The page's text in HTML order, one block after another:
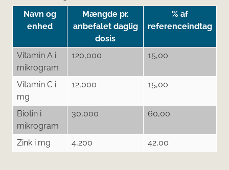
Navn og
enhed
Mængde pr.
anbefalet daglig
dosis
% af
referenceindtag
Vitamin A i
mikrogram
120,000 15,00
Vitamin C i
mg
12,000 15,00
Biotin i
mikrogram
30,000 60,00
Zink i mg 4,200 42,00